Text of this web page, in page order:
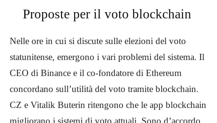
Proposte per il voto blockchain
Nelle ore in cui si discute sulle elezioni del voto
statunitense, emergono i vari problemi del sistema. Il
CEO di Binance e il co-fondatore di Ethereum
concordano sull’utilità del voto tramite blockchain.
CZ e Vitalik Buterin ritengono che le app blockchain
migliorano i sistemi di voto attuali. Sono d’accordo